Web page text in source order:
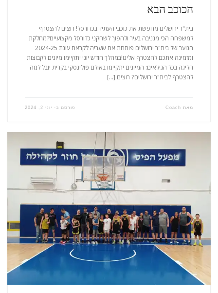
הכוכב הבא
בית"ר ירושלים מחפשת את כוכבי העתיד בכדורסל! רוצים להצטרף
למשפחה הכי מגניבה בעיר ולהפוך לשחקני כדורסל מקצועיים?מחלקת
הנוער של בית"ר ירושלים פותחת את שעריה לקראת עונת 2024-25
ומזמינה אתכם להצטרף אלינו!במהלך חודש יוני יתקיימו מיונים לקבוצות
הליגה בכל הגילאים: המיונים יתקיימו באולם פולינסקי בקרית יובל למה
להצטרף לבית"ר ירושלים? רוצים […]
מאת Coach פורסם ב- יוני 2, 2024